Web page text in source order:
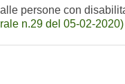
persone con
n.29 del 05-02-2020)